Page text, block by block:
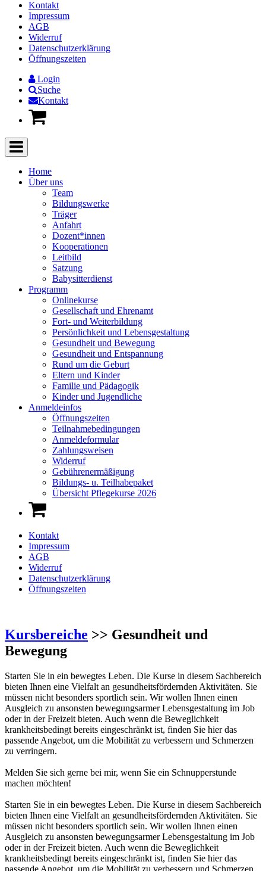
Kontakt
Impressum
AGB
Widerruf
Datenschutzerklärung
Öffnungszeiten
Login
Suche
Kontakt
Home
Über uns
Team
Bildungswerke
Träger
Anfahrt
Dozent*innen
Kooperationen
Leitbild
Satzung
Babysitterdienst
Programm
Onlinekurse
Gesellschaft und Ehrenamt
Fort- und Weiterbildung
Persönlichkeit und Lebensgestaltung
Gesundheit und Bewegung
Gesundheit und Entspannung
Rund um die Geburt
Eltern und Kinder
Familie und Pädagogik
Kinder und Jugendliche
Anmeldeinfos
Öffnungszeiten
Teilnahmebedingungen
Anmeldeformular
Zahlungsweisen
Widerruf
Gebührenermäßigung
Bildungs- u. Teilhabepaket
Übersicht Pflegekurse 2026
Kontakt
Impressum
AGB
Widerruf
Datenschutzerklärung
Öffnungszeiten
Kursbereiche >> Gesundheit und
Bewegung
Starten Sie in ein bewegtes Leben. Die Kurse in diesem Sachbereich
bieten Ihnen eine Vielfalt an gesundheitsfördernden Aktivitäten. Sie
müssen nicht besonders sportlich sein. Wir wollen Ihnen einen
Ausgleich zu ansonsten bewegungsarmer Lebensgestaltung im Job
oder in der Freizeit bieten. Auch wenn die Beweglichkeit
krankheitsbedingt bereits eingeschränkt ist, finden Sie hier das
passende Angebot, um die Mobilität zu verbessern und Schmerzen
zu verringern.
Melden Sie sich gerne bei mir, wenn Sie ein Schnupperstunde
machen möchten!
Starten Sie in ein bewegtes Leben. Die Kurse in diesem Sachbereich
bieten Ihnen eine Vielfalt an gesundheitsfördernden Aktivitäten. Sie
müssen nicht besonders sportlich sein. Wir wollen Ihnen einen
Ausgleich zu ansonsten bewegungsarmer Lebensgestaltung im Job
oder in der Freizeit bieten. Auch wenn die Beweglichkeit
krankheitsbedingt bereits eingeschränkt ist, finden Sie hier das
passende Angebot, um die Mobilität zu verbessern und Schmerzen